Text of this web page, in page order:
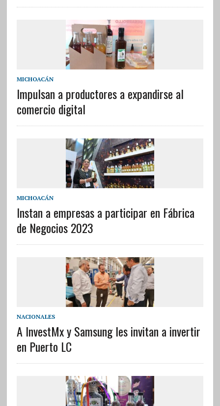
MICHOACÁN
Impulsan a productores a expandirse al
comercio digital
MICHOACÁN
Instan a empresas a participar en Fábrica
de Negocios 2023
NACIONALES
A InvestMx y Samsung les invitan a invertir
en Puerto LC